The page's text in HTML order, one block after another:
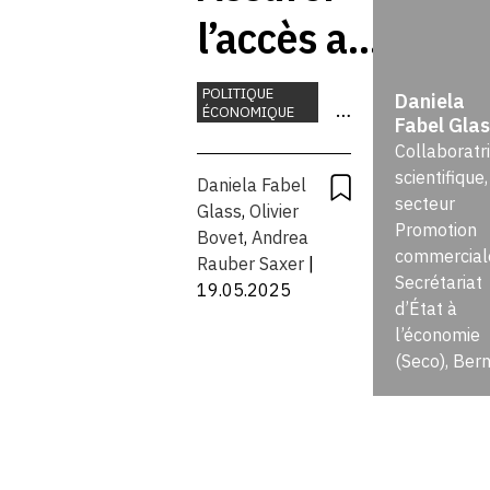
l’accès aux
matières
premières:
la
méthode
du Conseil
POLITIQUE
ÉCONOMIQUE
MATIÈRES
PREMIÈRES
TECHNOLOGIE
Daniela Fabel
Glass, Olivier
Bovet, Andrea
Rauber Saxer
19.05.2025
Daniela
Fabel
scientifique,
secteur
Promotion
Secrétariat
d’État à
l’économie
(Seco),